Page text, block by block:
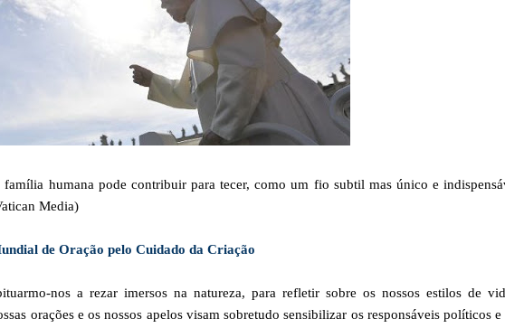
humana pode contribuir para tecer, como um fio subtil mas único e
Media)
de Oração pelo Cuidado da Criação
nos a rezar imersos na natureza, para refletir sobre os nossos estilos de
orações e os nossos apelos visam sobretudo sensibilizar os responsáveis políticos